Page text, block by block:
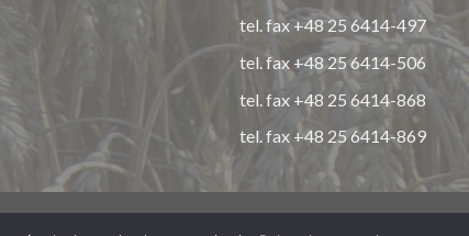
tel. fax +48 25 6414-497
tel. fax +48 25 6414-506
tel. fax +48 25 6414-868
tel. fax +48 25 6414-869